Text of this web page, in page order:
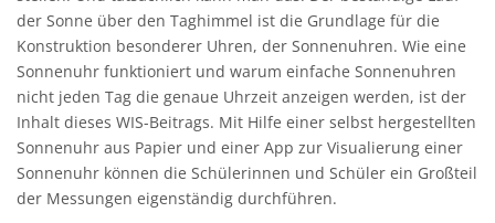
der Sonne über den Taghimmel ist die Grundlage für die
Konstruktion besonderer Uhren, der Sonnenuhren. Wie eine
Sonnenuhr funktioniert und warum einfache Sonnenuhren
nicht jeden Tag die genaue Uhrzeit anzeigen werden, ist der
Inhalt dieses WIS-Beitrags. Mit Hilfe einer selbst hergestellten
Sonnenuhr aus Papier und einer App zur Visualierung einer
Sonnenuhr können die Schülerinnen und Schüler ein Großteil
der Messungen eigenständig durchführen.